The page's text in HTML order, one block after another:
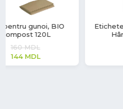
Etichete adezive Deșeuri
Hârtie și Carton